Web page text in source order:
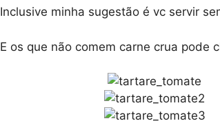
Inclusive minha sugestão é vc servir
E os que não comem carne crua pode